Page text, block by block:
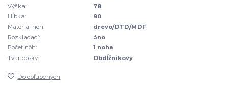
Výška:
78
Hĺbka:
90
Materiál nôh:
drevo/DTD/MDF
Rozkladací:
áno
Počet nôh:
1 noha
Tvar dosky:
Obdĺžnikový
Do obľúbených